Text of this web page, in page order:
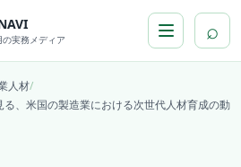
実務メディア ⌕
人材/
、米国の製造業における次世代人材育成の動